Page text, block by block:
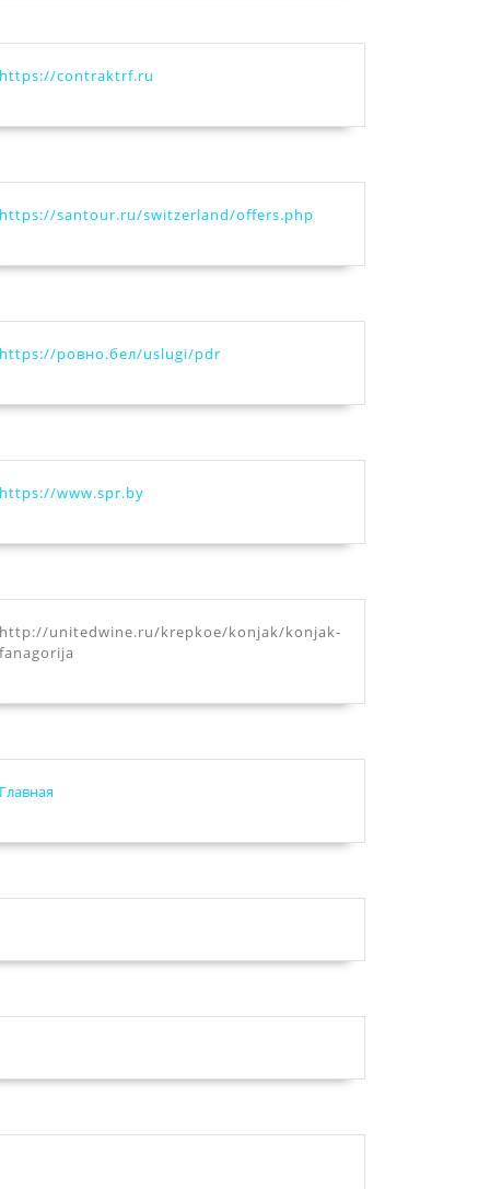
https://contraktrf.ru
https://santour.ru/switzerland/offers.php
https://ровно.бел/uslugi/pdr
https://www.spr.by
http://unitedwine.ru/krepkoe/konjak/konjak-
fanagorija
Главная